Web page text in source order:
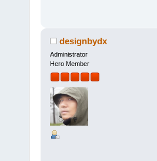
designbydx
Administrator
Hero Member